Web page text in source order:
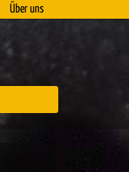
Über uns